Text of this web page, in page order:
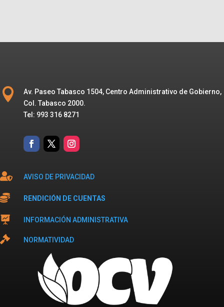

Av. Paseo Tabasco 1504, Centro Administrativo de Gobierno,
Col. Tabasco 2000.
Tel: 993 316 8271
 AVISO DE PRIVACIDAD
 RENDICIÓN DE CUENTAS
 INFORMACIÓN ADMINISTRATIVA
 NORMATIVIDAD